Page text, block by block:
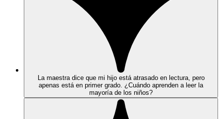
La maestra dice que mi hijo está atrasado en lectura, pero
apenas está en primer grado. ¿Cuándo aprenden a leer la
mayoría de los niños?